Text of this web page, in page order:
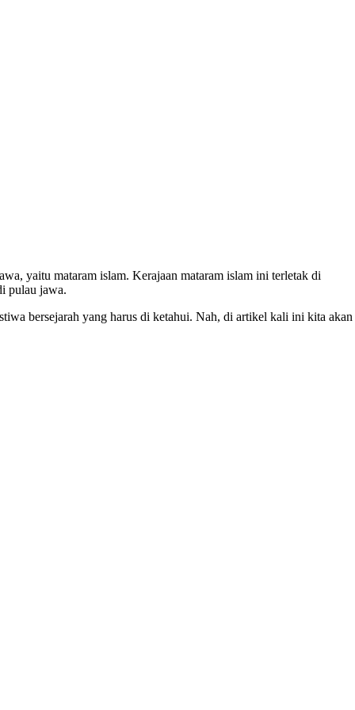
yaitu mataram islam. Kerajaan mataram islam ini terletak di
pulau jawa.
bersejarah yang harus di ketahui. Nah, di artikel kali ini kita akan